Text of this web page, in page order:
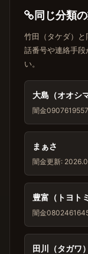
同じ分類
竹田（タケダ）
話番号や連絡手段
い。
大島（オオシマ
闇金
まぁさ
闇金更新:
豊富（トヨトミ
闇金
田川（タガワ）